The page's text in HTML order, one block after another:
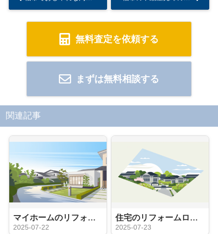
無料査定を依頼する
まずは無料相談する
関連記事
マイホームのリフォーム費用はどれくらい？資金計画や業者選びのポイントも紹介
2025-07-22
住宅のリフォームローンを比較したい方必見！金利や返済条件の違いも紹介
2025-07-23